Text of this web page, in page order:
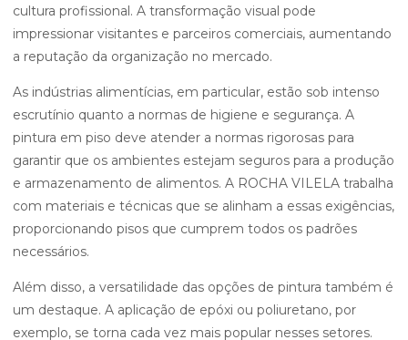
cultura profissional. A transformação visual pode
impressionar visitantes e parceiros comerciais, aumentando
a reputação da organização no mercado.
As indústrias alimentícias, em particular, estão sob intenso
escrutínio quanto a normas de higiene e segurança. A
pintura em piso deve atender a normas rigorosas para
garantir que os ambientes estejam seguros para a produção
e armazenamento de alimentos. A ROCHA VILELA trabalha
com materiais e técnicas que se alinham a essas exigências,
proporcionando pisos que cumprem todos os padrões
necessários.
Além disso, a versatilidade das opções de pintura também é
um destaque. A aplicação de epóxi ou poliuretano, por
exemplo, se torna cada vez mais popular nesses setores.